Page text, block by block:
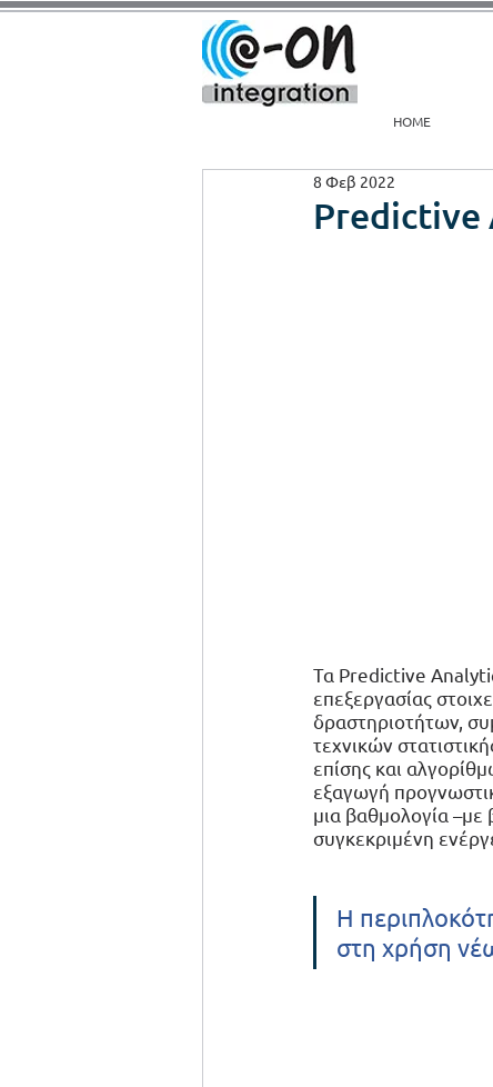
HOME
Predictive
8 Φεβ 2022
​Τα Predictive
επεξεργασίας
δραστηριοτήτων,
τεχνικών
επίσης και
εξαγωγή
μια βαθμολογία –με
συγκεκριμένη
Η
στη χρήση